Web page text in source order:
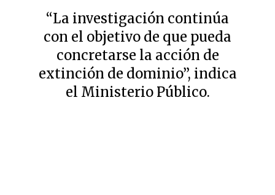
“La investigación continúa
con el objetivo de que pueda
concretarse la acción de
extinción de dominio”, indica
el Ministerio Público.